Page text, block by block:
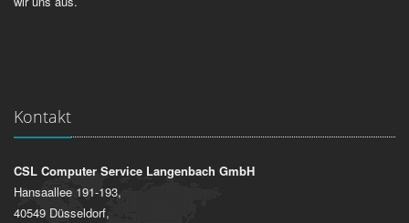
Kontakt
CSL Computer Service Langenbach GmbH
Hansaallee 191-193,
40549 Düsseldorf,